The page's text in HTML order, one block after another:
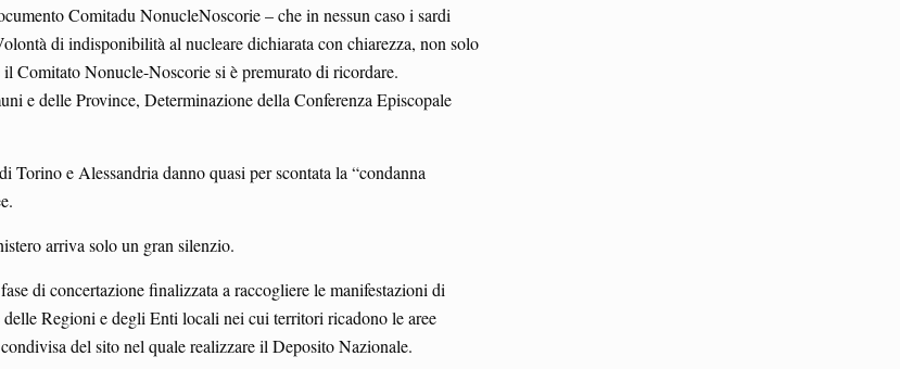
Comitadu NonucleNoscorie – che in nessun caso i sardi
di indisponibilità al nucleare dichiarata con chiarezza, non solo
Comitato Nonucle-Noscorie si è premurato di ricordare.
e delle Province, Determinazione della Conferenza Episcopale
e Alessandria danno quasi per scontata la “condanna
arriva solo un gran silenzio.
di concertazione finalizzata a raccogliere le manifestazioni di
Regioni e degli Enti locali nei cui territori ricadono le aree
del sito nel quale realizzare il Deposito Nazionale.